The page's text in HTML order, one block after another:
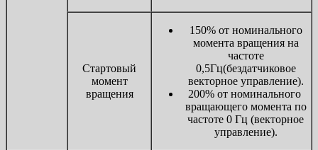
Стартовый
момент
вращения
150% от номинального
момента вращения на
частоте
0,5Гц(бездатчиковое
векторное управление).
200% от номинального
вращающего момента по
частоте 0 Гц (векторное
управление).